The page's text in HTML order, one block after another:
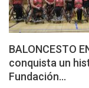
BALONCESTO
conquista un
Fundación…